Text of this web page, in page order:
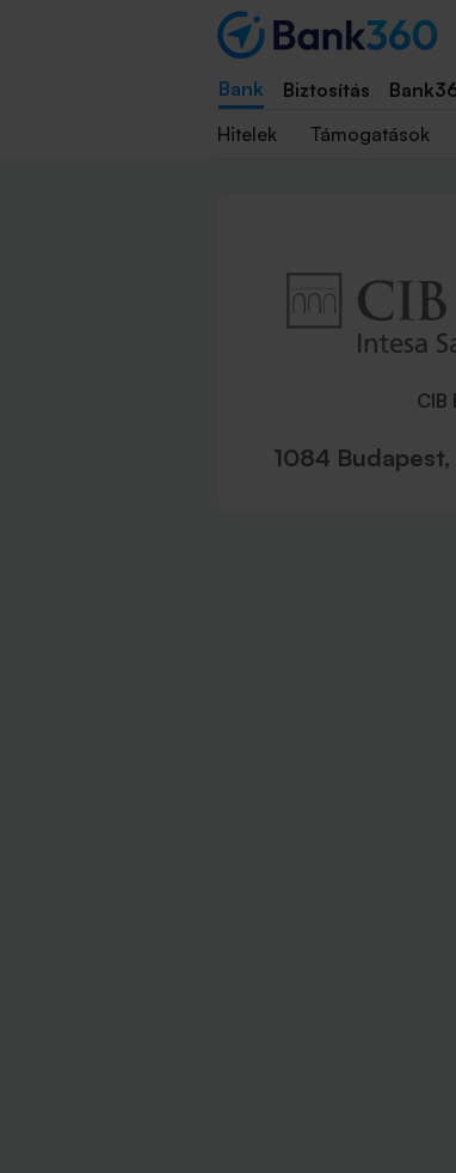
Bank Biztosítás
Hitelek
Támogatások
CIB
1084